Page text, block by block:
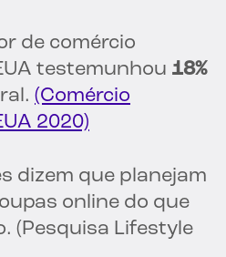
de comércio
testemunhou 18%
(Comércio
2020)
dizem que planejam
online do que
(Pesquisa Lifestyle